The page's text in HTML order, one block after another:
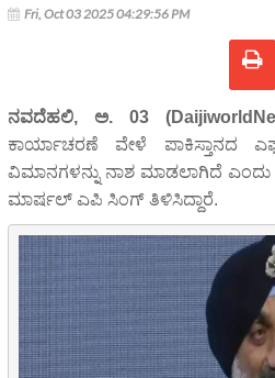
Fri, Oct 03 2025 04:29:56 PM
ನವದೆಹಲಿ, ಅ. 03
ಕಾರ್ಯಾಚರಣೆ ವೇಳೆ ಪಾಕಿಸ್ತಾನದ
ವಿಮಾನಗಳನ್ನು ನಾಶ ಮಾಡಲಾಗಿದೆ
ಮಾರ್ಷಲ್ ಎಪಿ ಸಿಂಗ್ ತಿಳಿಸಿದ್ದಾರೆ.